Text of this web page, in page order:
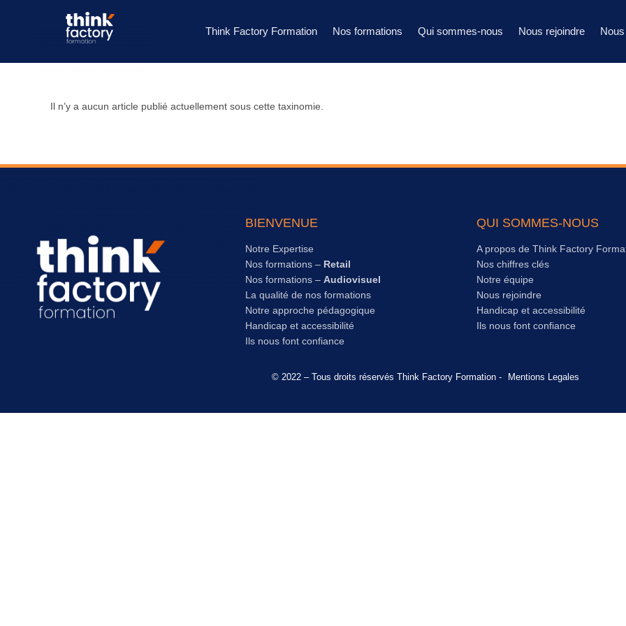
Think Factory Formation Nos formations Qui sommes-nous Nous rejoindre
Il n’y a aucun article publié actuellement sous cette taxinomie.
BIENVENUE
Notre Expertise
Nos formations – Retail
Nos formations – Audiovisuel
La qualité de nos formations
Notre approche pédagogique
Handicap et accessibilité
Ils nous font confiance
QUI SOMMES-NOUS
A propos de Think Factory
Nos chiffres clés
Notre équipe
Nous rejoindre
Handicap et accessibilité
Ils nous font confiance
© 2022 – Tous droits réservés Think Factory Formation - Mentions Legales